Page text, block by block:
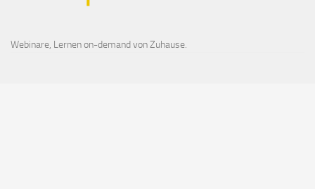
Webinare, Lernen on-demand von Zuhause.